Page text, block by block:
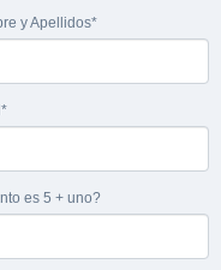
y Apellidos*
es 5 + uno?
en su email el